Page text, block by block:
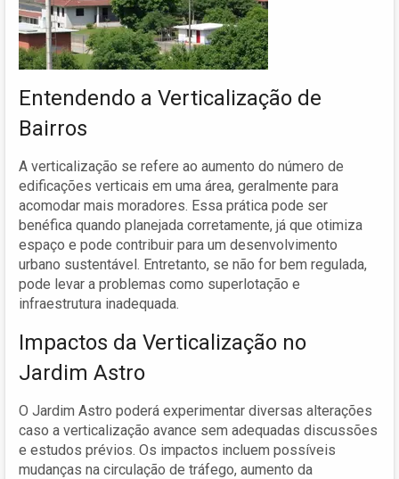
Entendendo a Verticalização de
Bairros
A verticalização se refere ao aumento do número de
edificações verticais em uma área, geralmente para
acomodar mais moradores. Essa prática pode ser
benéfica quando planejada corretamente, já que otimiza
espaço e pode contribuir para um desenvolvimento
urbano sustentável. Entretanto, se não for bem regulada,
pode levar a problemas como superlotação e
infraestrutura inadequada.
Impactos da Verticalização no
Jardim Astro
O Jardim Astro poderá experimentar diversas alterações
caso a verticalização avance sem adequadas discussões
e estudos prévios. Os impactos incluem possíveis
mudanças na circulação de tráfego, aumento da